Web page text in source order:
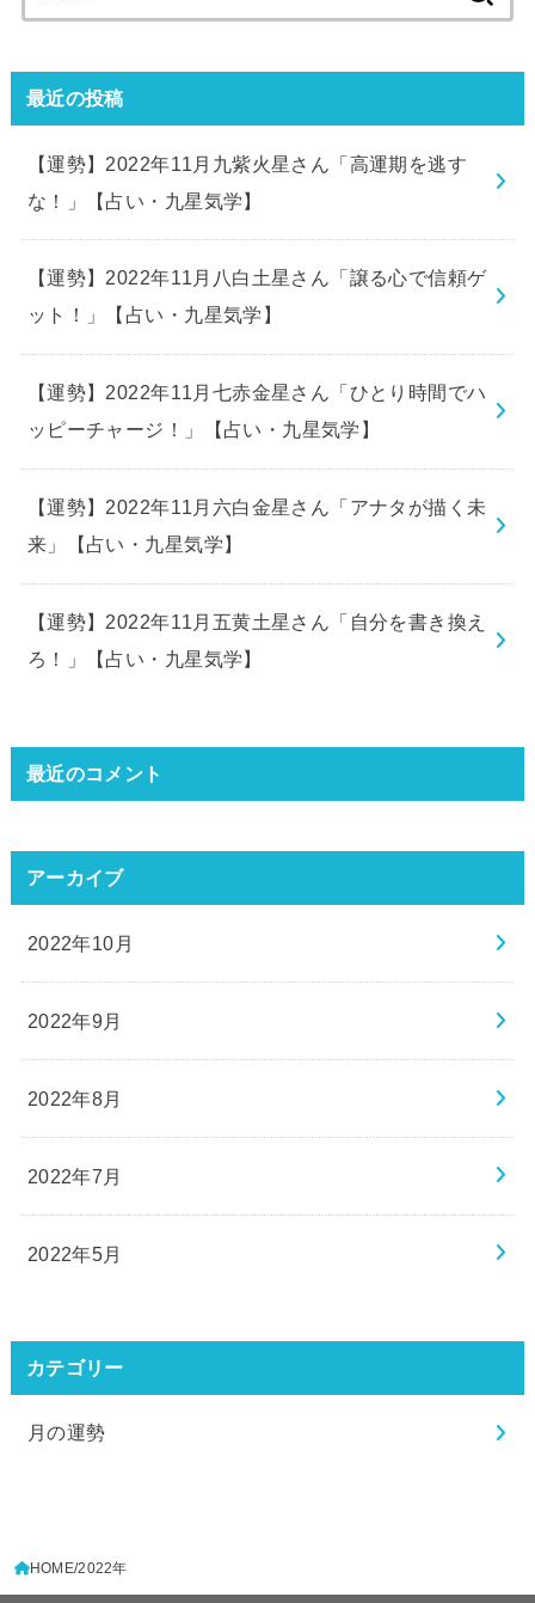
索:
最近の投稿
【運勢】2022年11月九紫火星さん「高運期を逃す
な！」【占い・九星気学】
【運勢】2022年11月八白土星さん「譲る心で信頼ゲ
ット！」【占い・九星気学】
【運勢】2022年11月七赤金星さん「ひとり時間でハ
ッピーチャージ！」【占い・九星気学】
【運勢】2022年11月六白金星さん「アナタが描く未
来」【占い・九星気学】
【運勢】2022年11月五黄土星さん「自分を書き換え
ろ！」【占い・九星気学】
最近のコメント
アーカイブ
2022年10月
2022年9月
2022年8月
2022年7月
2022年5月
カテゴリー
月の運勢
HOME 2022年